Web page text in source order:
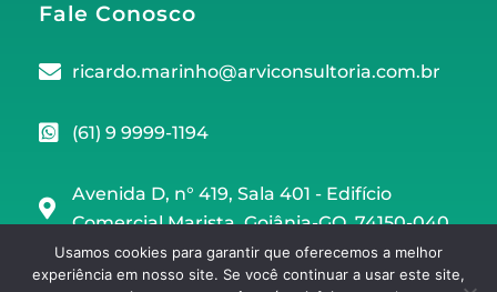
Fale Conosco
ricardo.marinho@arviconsultoria.com.br
(61) 9 9999-1194
Avenida D, n° 419, Sala 401 - Edifício
Comercial Marista, Goiânia-GO, 74150-040
Usamos cookies para garantir que oferecemos a melhor
experiência em nosso site. Se você continuar a usar este site,